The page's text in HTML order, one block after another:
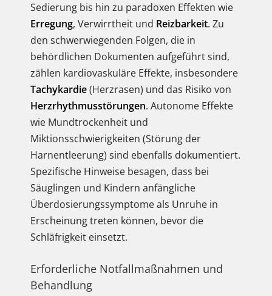
Sedierung bis hin zu paradoxen Effekten wie
Erregung, Verwirrtheit und Reizbarkeit. Zu
den schwerwiegenden Folgen, die in
behördlichen Dokumenten aufgeführt sind,
zählen kardiovaskuläre Effekte, insbesondere
Tachykardie(Herzrasen) und das Risiko von
Herzrhythmusstörungen. Autonome Effekte
wie Mundtrockenheit und
Miktionsschwierigkeiten (Störung der
Harnentleerung) sind ebenfalls dokumentiert.
Spezifische Hinweise besagen, dass bei
Säuglingen und Kindern anfängliche
Überdosierungssymptome als Unruhe in
Erscheinung treten können, bevor die
Schläfrigkeit einsetzt.
Erforderliche Notfallmaßnahmen und
Behandlung